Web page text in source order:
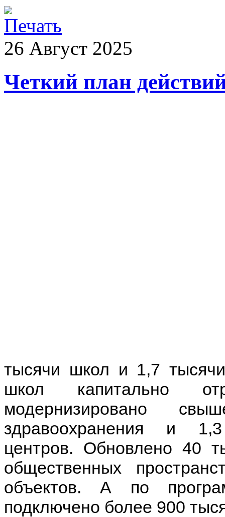
26 Август 2025
Четкий план
тысячи школ и 1,7
школ капитально
модернизировано
здравоохранения и 1,3
центров. Обновлено 40
общественных
объектов. А по
подключено более 900